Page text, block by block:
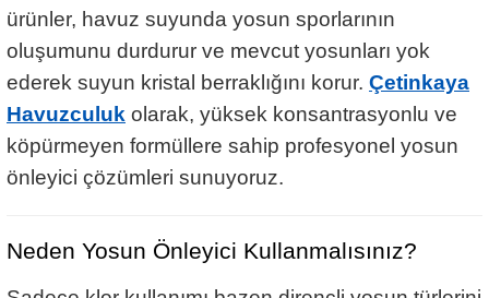
ürünler, havuz suyunda yosun sporlarının
oluşumunu durdurur ve mevcut yosunları yok
ederek suyun kristal berraklığını korur. Çetinkaya
Havuzculuk olarak, yüksek konsantrasyonlu ve
köpürmeyen formüllere sahip profesyonel yosun
önleyici çözümleri sunuyoruz.
Neden Yosun Önleyici Kullanmalısınız?